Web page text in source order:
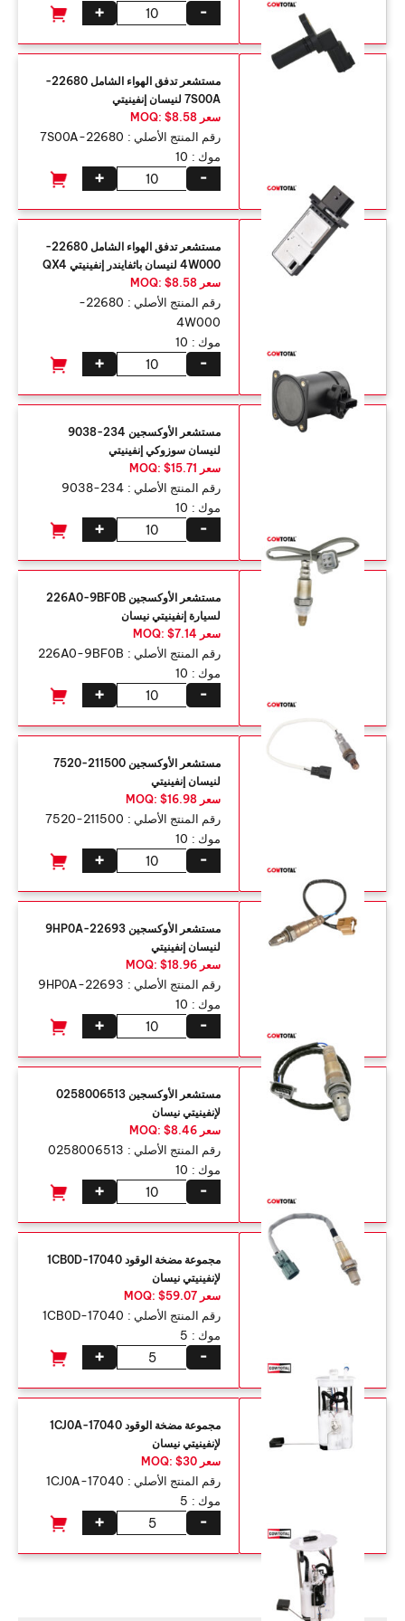
+ -
مستشعر تدفق الهواء الشامل 22680-
7S00A لنيسان إنفينيتي
سعر MOQ: $8.58
رقم المنتج الأصلي : 22680-7S00A
موك : 10
+ -
مستشعر تدفق الهواء الشامل 22680-
4W000 لنيسان باثفايندر إنفينيتي QX4
سعر MOQ: $8.58
رقم المنتج الأصلي :
22680-
4W000
موك : 10
+ -
مستشعر الأوكسجين 234-9038
لنيسان سوزوكي إنفينيتي
سعر MOQ: $15.71
رقم المنتج الأصلي : 234-9038
موك : 10
+ -
مستشعر الأوكسجين 226A0-9BF0B
لسيارة إنفينيتي نيسان
سعر MOQ: $7.14
رقم المنتج الأصلي : 226A0-9BF0B
موك : 10
+ -
مستشعر الأوكسجين 211500-7520
لنيسان إنفينيتي
سعر MOQ: $16.98
رقم المنتج الأصلي : 211500-7520
موك : 10
+ -
مستشعر الأوكسجين 22693-9HP0A
لنيسان إنفينيتي
سعر MOQ: $18.96
رقم المنتج الأصلي : 22693-9HP0A
موك : 10
+ -
مستشعر الأوكسجين 0258006513
لإنفينيتي نيسان
سعر MOQ: $8.46
رقم المنتج الأصلي : 0258006513
موك : 10
+ -
مجموعة مضخة الوقود 17040-1CB0D
لإنفينيتي نيسان
سعر MOQ: $59.07
رقم المنتج الأصلي : 17040-1CB0D
موك : 5
+ -
مجموعة مضخة الوقود 17040-1CJ0A
لإنفينيتي نيسان
سعر MOQ: $30
رقم المنتج الأصلي : 17040-1CJ0A
موك : 5
+ -